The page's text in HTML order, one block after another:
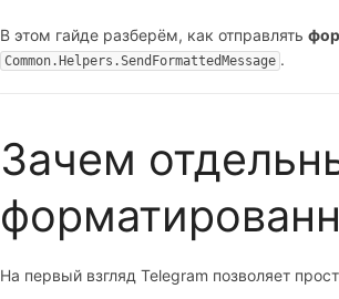
В этом гайде разберём, как отправлять
Common.Helpers.SendFormattedMessage .
Зачем
На первый взгляд Telegram позволяет